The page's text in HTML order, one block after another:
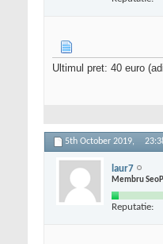
Ultimul pret: 40 euro
5th October 2019,
laur7
Membru
Reputatie: